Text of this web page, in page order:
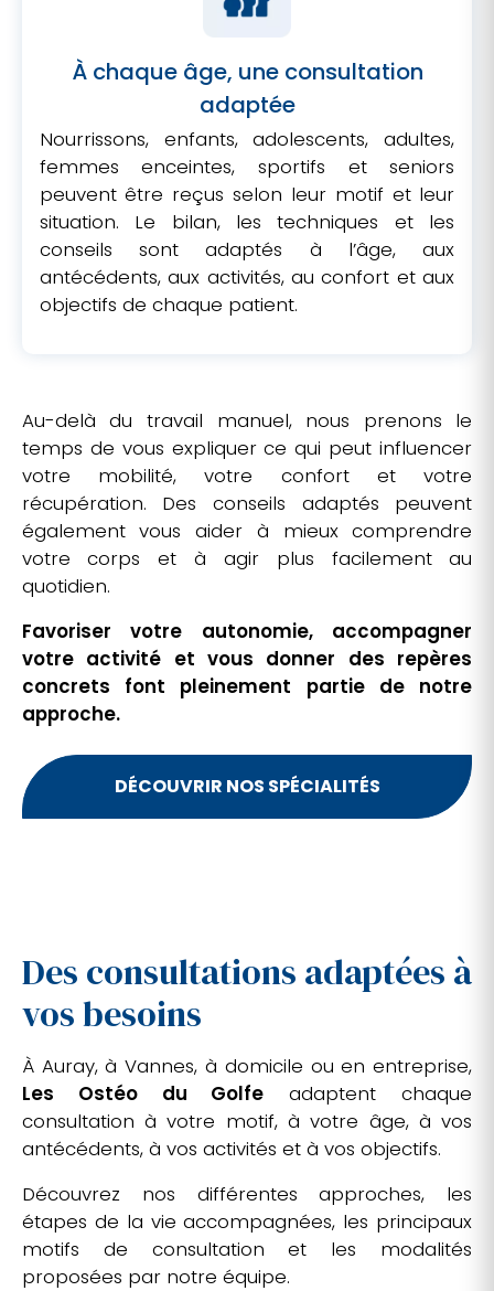
À chaque âge, une consultation
adaptée
Nourrissons, enfants, adolescents, adultes,
femmes enceintes, sportifs et seniors
peuvent être reçus selon leur motif et leur
situation. Le bilan, les techniques et les
conseils sont adaptés à l’âge, aux
antécédents, aux activités, au confort et aux
objectifs de chaque patient.
Au-delà du travail manuel, nous prenons le
temps de vous expliquer ce qui peut influencer
votre mobilité, votre confort et votre
récupération. Des conseils adaptés peuvent
également vous aider à mieux comprendre
votre corps et à agir plus facilement au
quotidien.
Favoriser votre autonomie, accompagner
votre activité et vous donner des repères
concrets font pleinement partie de notre
approche.
DÉCOUVRIR NOS SPÉCIALITÉS
Des consultations adaptées à
vos besoins
À Auray, à Vannes, à domicile ou en entreprise,
Les Ostéo du Golfe adaptent chaque
consultation à votre motif, à votre âge, à vos
antécédents, à vos activités et à vos objectifs.
Découvrez nos différentes approches, les
étapes de la vie accompagnées, les principaux
motifs de consultation et les modalités
proposées par notre équipe.